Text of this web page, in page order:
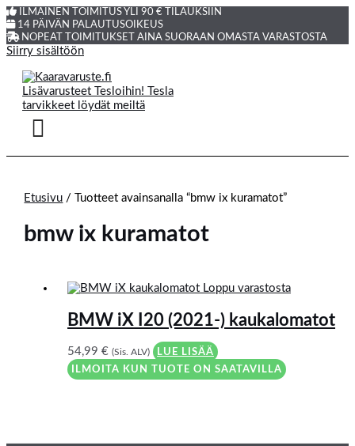
ILMAINEN TOIMITUS YLI 90 € TILAUKSIIN
14 PÄIVÄN PALAUTUSOIKEUS
NOPEAT TOIMITUKSET AINA SUORAAN OMASTA VARASTOSTA
Siirry sisältöön
Etusivu / Tuotteet avainsanalla “bmw ix kuramatot”
bmw ix kuramatot
Loppu varastosta
BMW iX I20 (2021-) kaukalomatot
54,99€ (Sis. ALV)
LUE LISÄÄ
ILMOITA KUN TUOTE ON SAATAVILLA